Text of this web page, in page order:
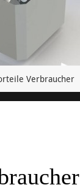
Verbraucher